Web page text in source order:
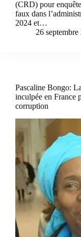
(CRD) pour
faux dans
2024 et…
26 septembre
Pascaline Bongo:
inculpée en France
corruption